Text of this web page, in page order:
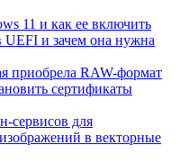
11 и как ее включить
и зачем она нужна
приобрела RAW-формат
сертификаты
сервисов для
в векторные